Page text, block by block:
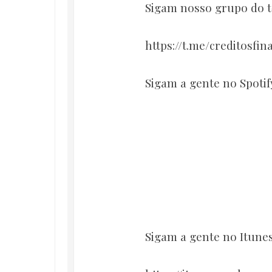
Sigam nosso grupo do
https://t.me/
Sigam a gente no
Sigam a gente no